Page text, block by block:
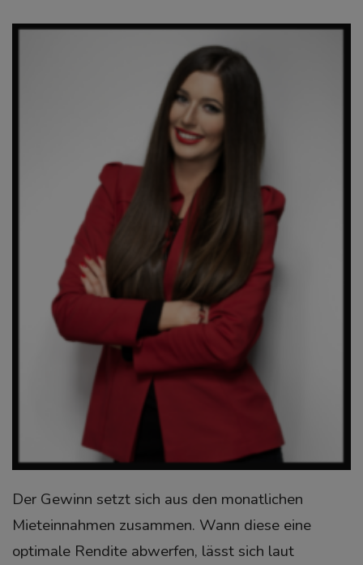
Der Gewinn setzt sich aus den monatlichen
Mieteinnahmen zusammen. Wann diese eine
optimale Rendite abwerfen, lässt sich laut